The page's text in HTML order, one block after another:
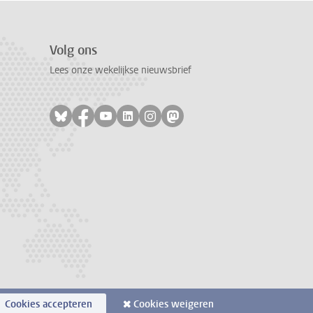
Volg ons
Lees onze wekelijkse nieuwsbrief
Volg ons op bluesky
Volg ons op facebook
Volg ons op youtube
Volg ons op linkedin
Volg ons op instagram
Volg ons op mastodon
Cookies accepteren Cookies weigeren